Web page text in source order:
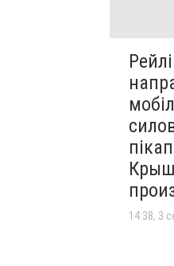
14:38, 3